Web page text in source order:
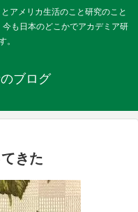
アメリカ生活のこと研究のこと
も日本のどこかでアカデミア研
。
ブログ
きた